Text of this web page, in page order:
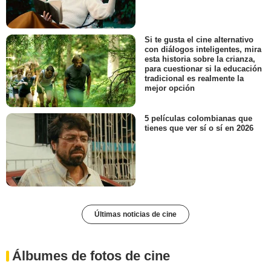
Si te gusta el cine alternativo
con diálogos inteligentes, mira
esta historia sobre la crianza,
para cuestionar si la educación
tradicional es realmente la
mejor opción
5 películas colombianas que
tienes que ver sí o sí en 2026
Últimas noticias de cine
Álbumes de fotos de cine